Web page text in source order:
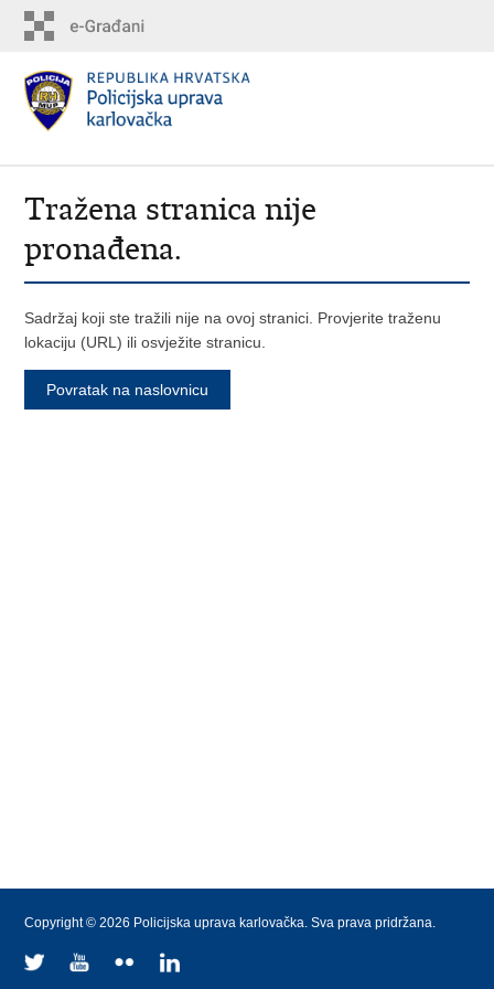
Tražena stranica nije
pronađena.
Sadržaj koji ste tražili nije na ovoj stranici. Provjerite traženu
lokaciju (URL) ili osvježite stranicu.
Povratak na naslovnicu
Copyright © 2026 Policijska uprava karlovačka. Sva prava pridržana.